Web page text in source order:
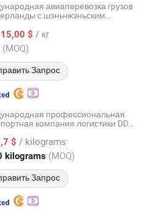
авиаперевозка грузов
с шэньчжэньским
$ / кг
(MOQ)
Запрос
Freight Agency Co., Ltd.
с 2020
профессиональная
компания логистики DDP
$ / kilograms
kilograms (MOQ)
Запрос
Co., Ltd.